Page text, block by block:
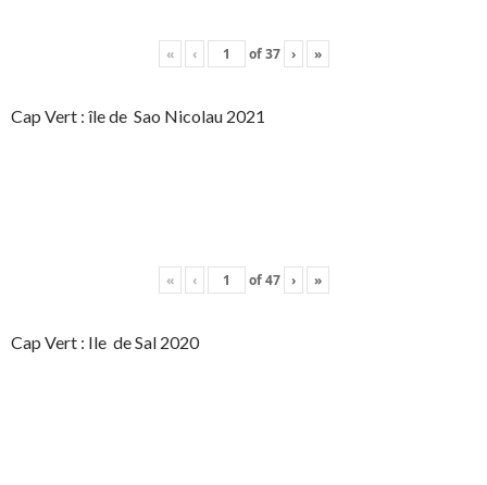
« ‹ of37 › »
Cap Vert : île de Sao Nicolau 2021
« ‹ of47 › »
Cap Vert : Ile de Sal 2020